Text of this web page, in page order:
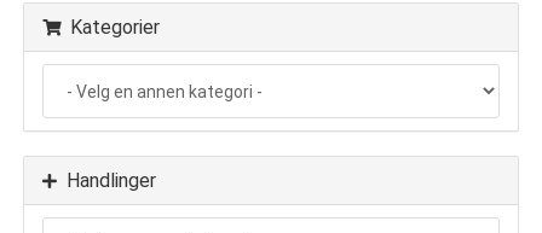
Kategorier
Handlinger